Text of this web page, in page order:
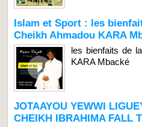
Islam et Sport : les
Cheikh Ahmadou KARA
les bienfaits de
KARA Mbacké
JOTAAYOU YEWWI
CHEIKH IBRAHIMA FALL